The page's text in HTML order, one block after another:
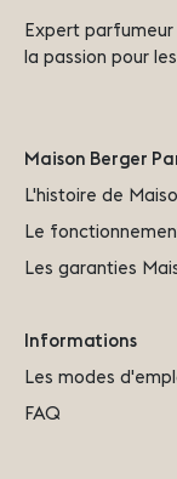
Expert parfumeur
la passion pour
Maison Berger
L'histoire de
Le
Les garanties
Informations
Les modes
FAQ